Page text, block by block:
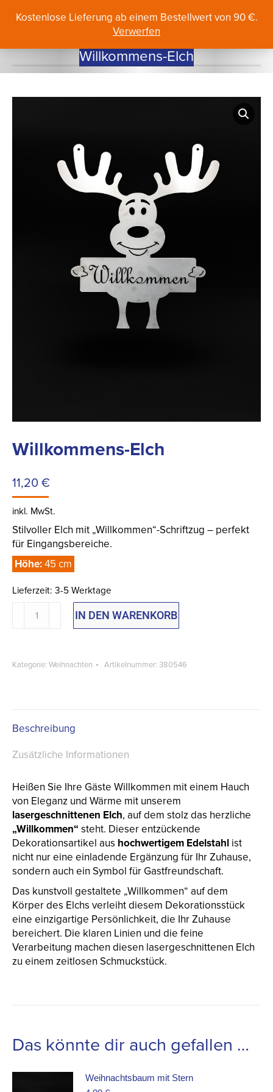
Kostenlose Lieferung ab einem Bestellwert von 90 €.
Verwerfen
Search:
Willkommens-Elch
Willkommens-Elch
11,20€
inkl. MwSt.
Stilvoller Elch mit „Willkommen“-Schriftzug – perfekt
für Eingangsbereiche.
Höhe:45 cm
Lieferzeit: 3-5 Werktage
Willkommens-IN DEN WARENKORB
Kategorie: Weihnachten Artikelnummer: 380546
Beschreibung
Zusätzliche Informationen
Heißen Sie Ihre Gäste Willkommen mit einem Hauch
von Eleganz und Wärme mit unserem
lasergeschnittenen Elch, auf dem stolz das herzliche
„Willkommen“ steht. Dieser entzückende
Dekorationsartikel aus hochwertigem Edelstahl ist
nicht nur eine einladende Ergänzung für Ihr Zuhause,
sondern auch ein Symbol für Gastfreundschaft.
Das kunstvoll gestaltete „Willkommen“ auf dem
Körper des Elchs verleiht diesem Dekorationsstück
eine einzigartige Persönlichkeit, die Ihr Zuhause
bereichert. Die klaren Linien und die feine
Verarbeitung machen diesen lasergeschnittenen Elch
zu einem zeitlosen Schmuckstück.
Das könnte dir auch gefallen …
Weihnachtsbaum mit Stern